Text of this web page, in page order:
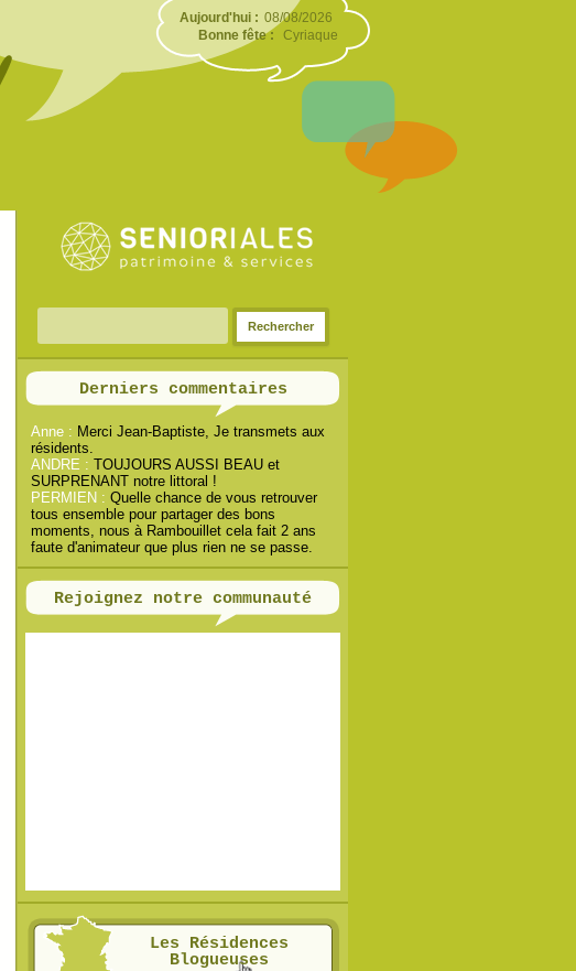
Aujourd'hui : 08/08/2026
Bonne fête :
Cyriaque
Derniers commentaires
Anne : Merci Jean-Baptiste, Je transmets aux
résidents.
ANDRE : TOUJOURS AUSSI BEAU et
SURPRENANT notre littoral !
PERMIEN : Quelle chance de vous retrouver
tous ensemble pour partager des bons
moments, nous à Rambouillet cela fait 2 ans
faute d'animateur que plus rien ne se passe.
Rejoignez notre communauté
Les Résidences
Blogueuses